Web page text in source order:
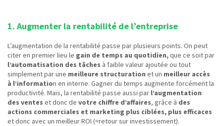
1. Augmenter la rentabilité de l’entreprise
L’augmentation de la rentabilité passe par plusieurs points. On peut
citer en premier lieu le gain de temps au quotidien,que ce soit par
l’automatisation des tâches à faible valeur ajoutée ou tout
simplement par une meilleure structuration et un meilleur accès
à l’information en interne. Gagner du temps augmente forcément la
productivité. Mais, la rentabilité passe aussi par l’augmentation
des ventes et donc de votre chiffre d’affaires, grâce à des
actions commerciales et marketing plus ciblées, plus efficaces
et donc avec un meilleur ROI (=retour sur investissement).